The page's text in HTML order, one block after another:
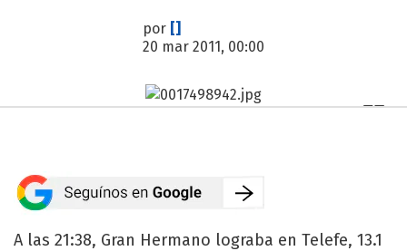
por []
20 mar 2011, 00:00
A las 21:38, Gran Hermano lograba en Telefe, 13.1